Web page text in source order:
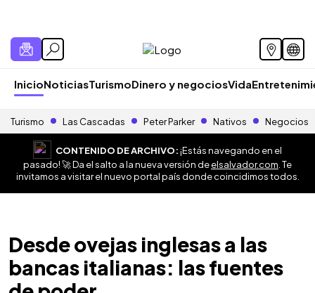
InicioNoticiasTurismoDinero y negociosVida
Turismo Las Cascadas Peter Parker Nativos Negocios
CONTENIDO DE ARCHIVO:¡Estás navegando en el
pasado! 🚀 Da el salto a la nueva versión deelsalvador.com . Te
invitamos a visitar el nuevo portal país donde coincidimos todos.
Desde ovejas inglesas a las
bancas italianas: las fuentes